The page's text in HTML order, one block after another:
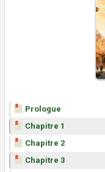
Prologue
Chapitre 1
Chapitre 2
Chapitre 3